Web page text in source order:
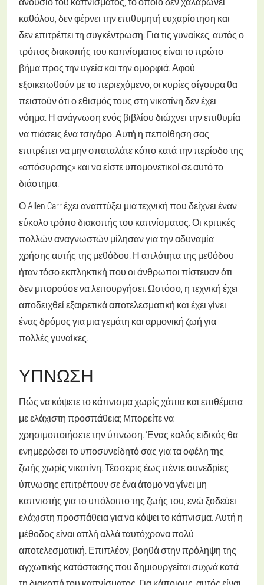
καθόλου, δεν φέρνει την επιθυμητή ευχαρίστηση και
δεν επιτρέπει τη συγκέντρωση. Για τις γυναίκες, αυτός ο
τρόπος διακοπής του καπνίσματος είναι το πρώτο
βήμα προς την υγεία και την ομορφιά. Αφού
εξοικειωθούν με το περιεχόμενο, οι κυρίες σίγουρα θα
πειστούν ότι ο εθισμός τους στη νικοτίνη δεν έχει
νόημα. Η ανάγνωση ενός βιβλίου διώχνει την επιθυμία
να πιάσεις ένα τσιγάρο. Αυτή η πεποίθηση σας
επιτρέπει να μην σπαταλάτε κόπο κατά την περίοδο της
«απόσυρσης» και να είστε υπομονετικοί σε αυτό το
διάστημα.
Ο Allen Carr έχει αναπτύξει μια τεχνική που δείχνει έναν
εύκολο τρόπο διακοπής του καπνίσματος. Οι κριτικές
πολλών αναγνωστών μίλησαν για την αδυναμία
χρήσης αυτής της μεθόδου. Η απλότητα της μεθόδου
ήταν τόσο εκπληκτική που οι άνθρωποι πίστευαν ότι
δεν μπορούσε να λειτουργήσει. Ωστόσο, η τεχνική έχει
αποδειχθεί εξαιρετικά αποτελεσματική και έχει γίνει
ένας δρόμος για μια γεμάτη και αρμονική ζωή για
πολλές γυναίκες.
ΎΠΝΩΣΗ
Πώς να κόψετε το κάπνισμα χωρίς χάπια και επιθέματα
με ελάχιστη προσπάθεια; Μπορείτε να
χρησιμοποιήσετε την ύπνωση. Ένας καλός ειδικός θα
ενημερώσει το υποσυνείδητό σας για τα οφέλη της
ζωής χωρίς νικοτίνη. Τέσσερις έως πέντε συνεδρίες
ύπνωσης επιτρέπουν σε ένα άτομο να γίνει μη
καπνιστής για το υπόλοιπο της ζωής του, ενώ ξοδεύει
ελάχιστη προσπάθεια για να κόψει το κάπνισμα. Αυτή η
μέθοδος είναι απλή αλλά ταυτόχρονα πολύ
αποτελεσματική. Επιπλέον, βοηθά στην πρόληψη της
αγχωτικής κατάστασης που δημιουργείται συχνά κατά